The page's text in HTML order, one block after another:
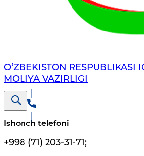
O‘ZBEKISTON RESPUBLIKASI
MOLIYA VAZIRLIGI
Ishonch telefoni
+998 (71) 203-31-71;